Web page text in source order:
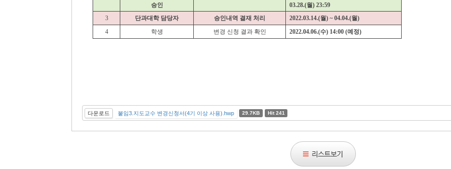
승인
03.28.(월) 23:59
3
단과대학 담당자 승인내역 결재 처리 2022.03.14.(월) ~ 04.04.(월)
4
학생 변경 신청 결과 확인 2022.04.06.(수) 14:00 (예정)
다운로드 붙임3.지도교수 변경신청서(4기 이상 사용).hwp 29.7KB Hit 241
스
트